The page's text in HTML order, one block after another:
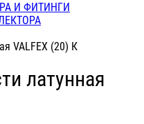
И ФИТИНГИ
VALFEX (20) К
латунная